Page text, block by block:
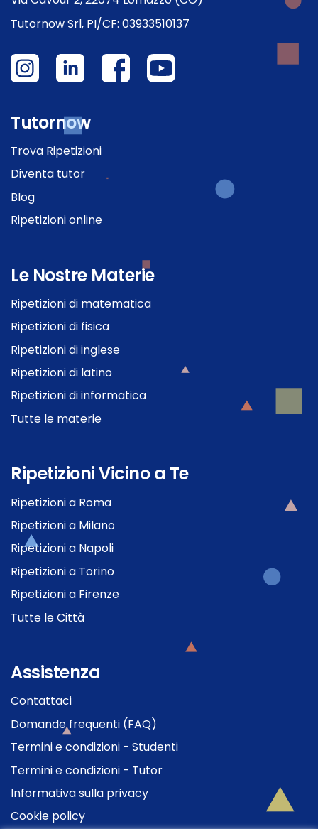
Tutornow Srl, PI/CF: 03933510137
Tutornow
Trova Ripetizioni
Diventa tutor
Blog
Ripetizioni online
Le Nostre Materie
Ripetizioni di matematica
Ripetizioni di fisica
Ripetizioni di inglese
Ripetizioni di latino
Ripetizioni di informatica
Tutte le materie
Ripetizioni Vicino a Te
Ripetizioni a Roma
Ripetizioni a Milano
Ripetizioni a Napoli
Ripetizioni a Torino
Ripetizioni a Firenze
Tutte le Città
Assistenza
Contattaci
Domande frequenti (FAQ)
Termini e condizioni - Studenti
Termini e condizioni - Tutor
Informativa sulla privacy
Cookie policy